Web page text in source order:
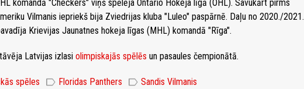
komandā "Checkers" viņš spēlēja Ontārio Hokeja līgā (OHL). Savukārt pirms
Vilmanis iepriekš bija Zviedrijas kluba "Luleo" paspārnē. Daļu no 2020./2021.
Krievijas Jaunatnes hokeja līgas (MHL) komandā "Rīga".
Latvijas izlasi olimpiskajās spēlēs un pasaules čempionātā.
spēles label Floridas Panthers label Sandis Vilmanis